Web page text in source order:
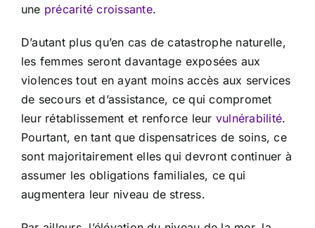
une précarité croissante.
D’autant plus qu’en cas de catastrophe naturelle,
les femmes seront davantage exposées aux
violences tout en ayant moins accès aux services
de secours et d’assistance, ce qui compromet
leur rétablissement et renforce leur vulnérabilité.
Pourtant, en tant que dispensatrices de soins, ce
sont majoritairement elles qui devront continuer à
assumer les obligations familiales, ce qui
augmentera leur niveau de stress.